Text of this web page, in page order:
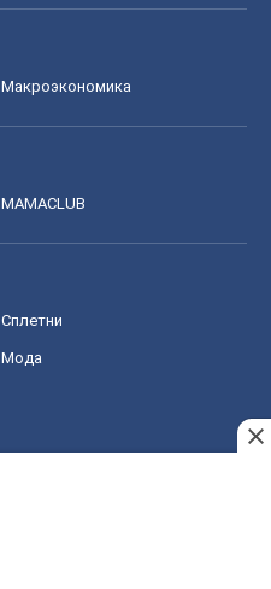
Mакроэкономика
MAMACLUB
Сплетни
Мода